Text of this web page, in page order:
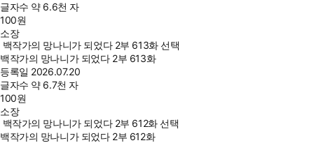
글자수 약 6.6천 자
100원
소장
백작가의 망나니가 되었다 2부 613화 선택
백작가의 망나니가 되었다 2부 613화
등록일 2026.07.20
글자수 약 6.7천 자
100원
소장
백작가의 망나니가 되었다 2부 612화 선택
백작가의 망나니가 되었다 2부 612화